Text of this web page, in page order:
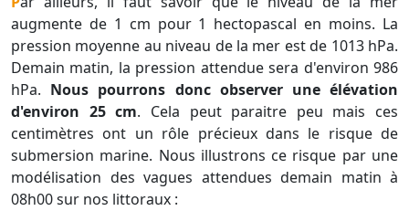
augmente de 1 cm pour 1 hectopascal en moins. La
pression moyenne au niveau de la mer est de 1013 hPa.
Demain matin, la pression attendue sera d'environ 986
hPa. Nous pourrons donc observer une élévation
d'environ 25 cm. Cela peut paraitre peu mais ces
centimètres ont un rôle précieux dans le risque de
submersion marine. Nous illustrons ce risque par une
modélisation des vagues attendues demain matin à
08h00 sur nos littoraux :